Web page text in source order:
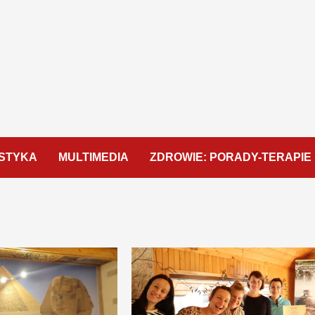
MULTIMEDIA ZDROWIE: PORADY-TERAPIE